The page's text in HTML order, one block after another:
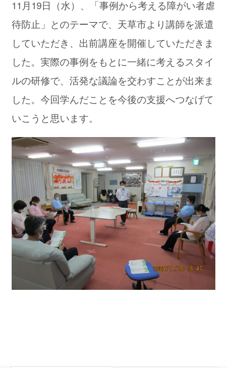
11月19日（水）、「事例から考える障がい者虐
待防止」とのテーマで、天草市より講師を派遣
していただき、出前講座を開催していただきま
した。実際の事例をもとに一緒に考えるスタイ
ルの研修で、活発な議論を交わすことが出来ま
した。今回学んだことを今後の支援へつなげて
いこうと思います。